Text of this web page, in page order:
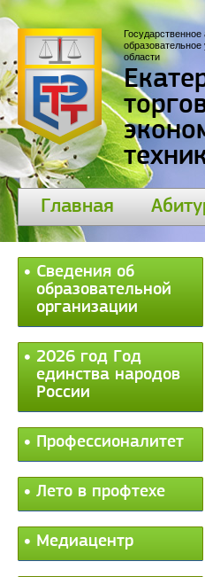
области
Главная
Сведения об
образовательной
организации
2026 год Год
единства народов
России
Профессионалитет
Лето в профтехе
Медиацентр